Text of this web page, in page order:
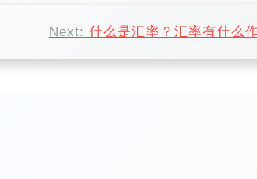
Next: 什么是汇率？汇率有什么